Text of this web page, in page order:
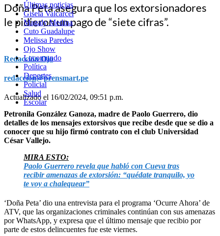
Últimas noticias
Gisela Valcarcel
Magaly Medina
Cuto Guadalupe
Melissa Paredes
Ojo Show
Locomundo
Política
Deportes
Policial
Salud
Escolar
Doña Peta asegura que los extorsionadores
le pidieron un pago de “siete cifras”.
Redacción Ojo
redaccion@prensmart.pe
Actualizado el 16/02/2024, 09:51 p.m.
Petronila González Ganoza, madre de Paolo Guerrero, dio
detalles de los mensajes extorsivos que recibe desde que se dio a
conocer que su hijo firmó contrato con el club Universidad
César Vallejo.
MIRA ESTO:
Paolo Guerrero revela que habló con Cueva tras
recibir amenazas de extorsión: “quédate tranquilo, yo
te voy a chalequear”
‘Doña Peta’ dio una entrevista para el programa ‘Ocurre Ahora’ de
ATV, que las organizaciones criminales continúan con sus amenazas
por WhatsApp, y expresa que el último mensaje que recibio por
parte de estos delincuentes fue este viernes.